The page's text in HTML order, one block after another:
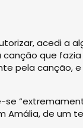
acedi a
canção que
pela canção,
se
Amália, de um